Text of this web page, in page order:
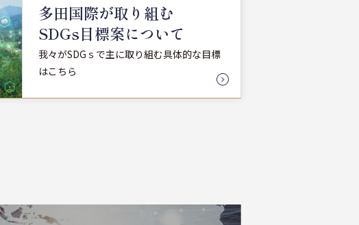
多田国際が取り組む
SDGs目標案について
我々がSDGｓで主に取り組む具体的な目標
はこちら